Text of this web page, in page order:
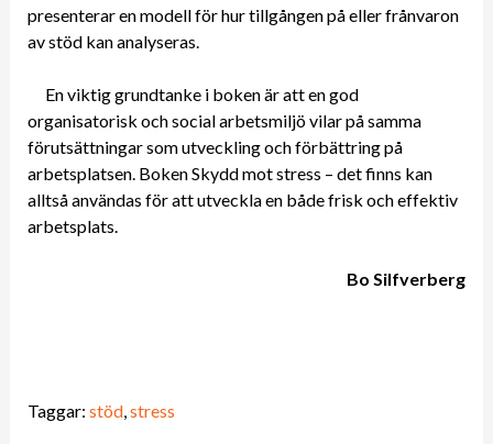
presenterar en modell för hur tillgången på eller frånvaron
av stöd kan analyseras.
En viktig grundtanke i boken är att en god
organisatorisk och social arbetsmiljö vilar på samma
förutsättningar som utveckling och förbättring på
arbetsplatsen. Boken Skydd mot stress – det finns kan
alltså användas för att utveckla en både frisk och effektiv
arbetsplats.
Bo Silfverberg
Taggar: stöd, stress